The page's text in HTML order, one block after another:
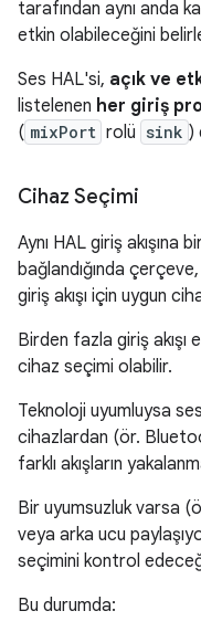
tarafından aynı anda
etkin olabileceğini
Ses HAL'si, açık ve
listelenen her giriş
( mixPort rolü sink )
Cihaz Seçimi
Aynı HAL giriş
bağlandığında
giriş akışı için uygun
Birden fazla giriş akışı
cihaz seçimi olabilir.
Teknoloji uyumluysa
cihazlardan (ör.
farklı akışların
Bir uyumsuzluk varsa
veya arka ucu
seçimini kontrol
Bu durumda: